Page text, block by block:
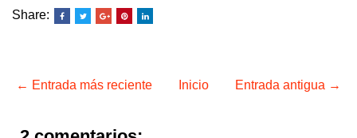
Share:
← Entrada más reciente Entrada antigua →
Inicio